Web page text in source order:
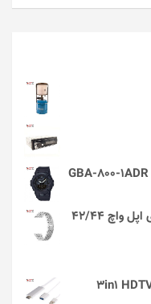
بند طرح Diamond کد i1012 مناسب برای اپل واچ 42/44